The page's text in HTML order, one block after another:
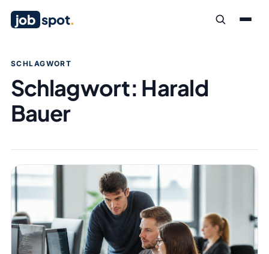
job spot.
SCHLAGWORT
Schlagwort: Harald
Bauer